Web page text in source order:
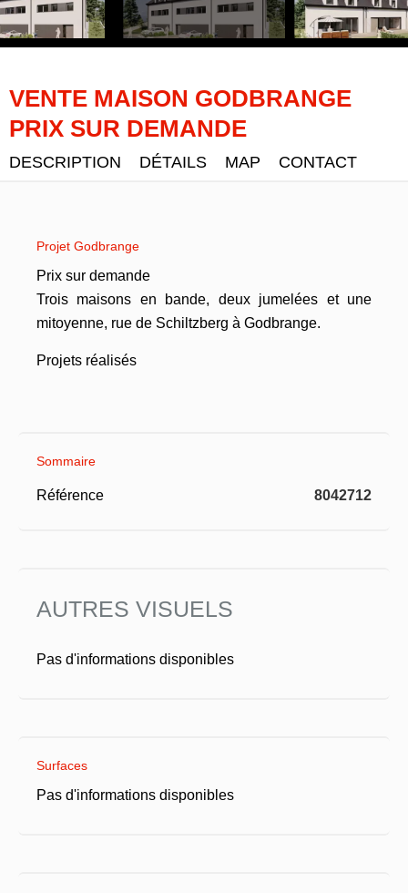
VENTE MAISON GODBRANGE
PRIX SUR DEMANDE
DESCRIPTION DÉTAILS MAP CONTACT
Projet Godbrange
Prix sur demande
Trois maisons en bande, deux jumelées et une
mitoyenne, rue de Schiltzberg à Godbrange.
Projets réalisés
Sommaire
Référence 8042712
AUTRES VISUELS
Pas d'informations disponibles
Surfaces
Pas d'informations disponibles